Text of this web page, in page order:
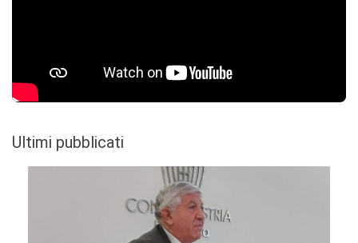
Ultimi pubblicati